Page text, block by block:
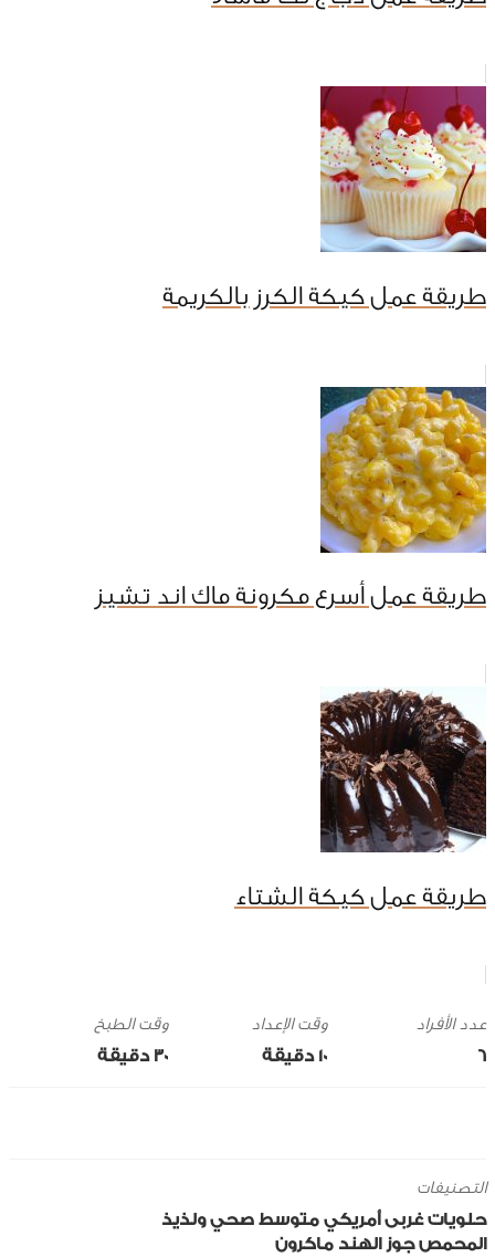
طريقة عمل كيكة الكرز بالكريمة
طريقة عمل أسرع مكرونة ماك اند تشيز
طريقة عمل كيكة الشتاء
6
وقت الإعداد
10 ‎دقيقة
وقت الطبخ
30 ‎دقيقة
التصنيفات
حلويات غربى أمريكي متوسط صحي ولذيذ
المحمص جوز الهند ماكرون